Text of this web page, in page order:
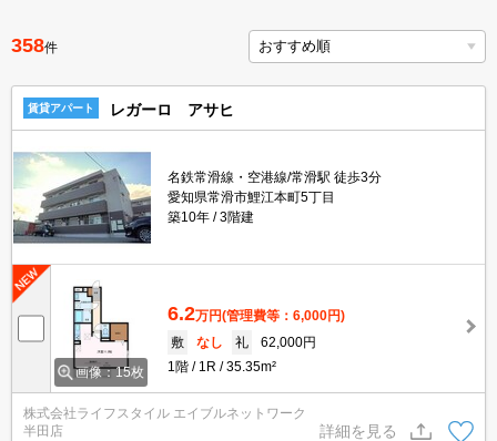
TOP
358件
賃貸アパート レガーロ アサヒ
名鉄常滑線・空港線/常滑駅 徒歩3分
愛知県常滑市鯉江本町5丁目
築10年
3階建
画像：15枚
6.2万円(管理費等：6,000円)
敷
なし 礼
62,000円
1階
1R 35.35m²
株式会社ライフスタイル エイブルネットワーク
半田店
詳細を見る